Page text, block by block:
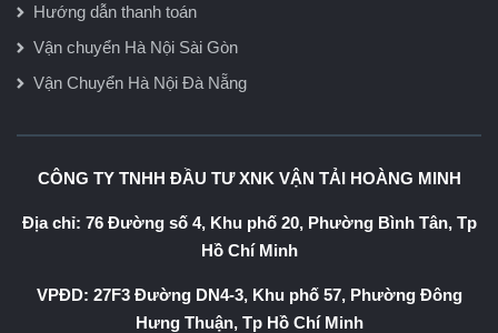
Hướng dẫn thanh toán
Vận chuyển Hà Nội Sài Gòn
Vận Chuyển Hà Nội Đà Nẵng
CÔNG TY TNHH ĐẦU TƯ XNK VẬN TẢI HOÀNG MINH
Địa chỉ: 76 Đường số 4, Khu phố 20, Phường Bình Tân, Tp
Hồ Chí Minh
VPĐD: 27F3 Đường DN4-3, Khu phố 57, Phường Đông
Hưng Thuận, Tp Hồ Chí Minh